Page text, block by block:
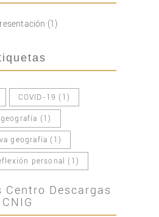
(1)
COVID-19 (1)
geografía (1)
geografía (1)
personal (1)
Centro Descargas
CNIG